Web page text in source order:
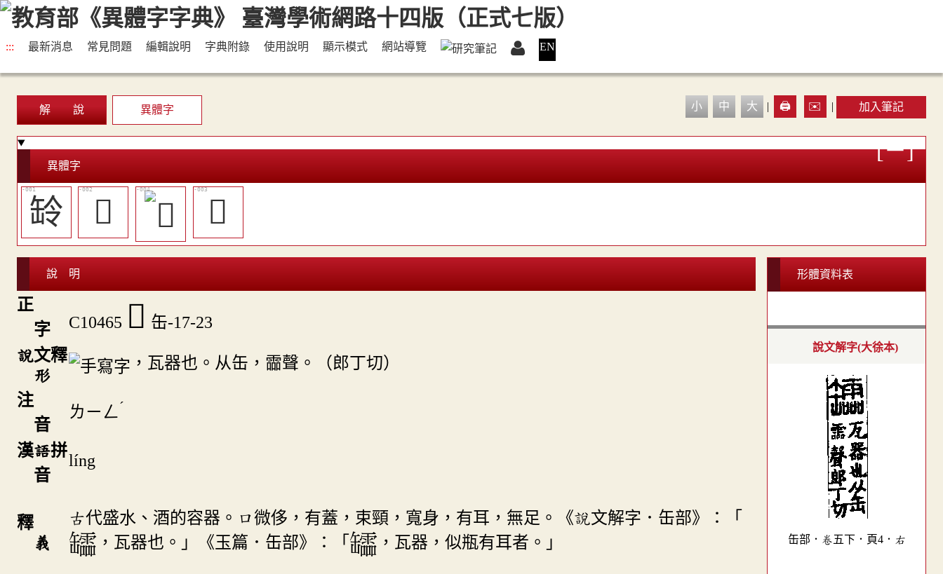
::: 最新消息 常見問題 編輯說明 字典附錄 使用說明 顯示模式 網站導覽 EN
解 說 異體字 小 中 大 | 🖨️ ✉️ | 加入筆記
異體字
䍅 𦉣 𨯻
說 明
正
字
C10465 𦉢 缶-17-23
說文釋
形
，瓦器也。从缶，霝聲。（郎丁切）
注
音
ㄌㄧㄥˊ
漢語拼
音
líng
釋
義
古代盛水、酒的容器。口微侈，有蓋，束頸，寬身，有耳，無足。《說文解字．缶部》：「
，瓦器也。」《玉篇．缶部》：「
，瓦器，似瓶有耳者。」
形體資料表
說文解字(大徐本)
缶部．卷五下．頁4．右